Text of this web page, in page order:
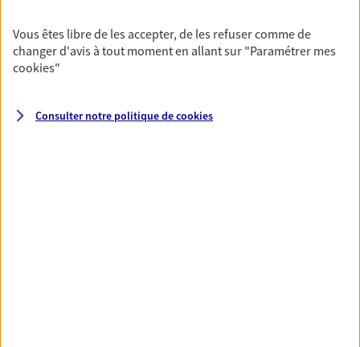
Santé
vous ressemble.
Vous êtes libre de les accepter, de les refuser comme de
changer d'avis à tout moment en allant sur "Paramétrer mes
cookies"
Consulter notre politique decookies